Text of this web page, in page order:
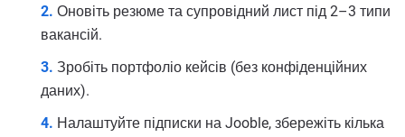
Оновіть резюме та супровідний лист під 2–3 типи
вакансій.
Зробіть портфоліо кейсів (без конфіденційних
даних).
Налаштуйте підписки на Jooble, збережіть кілька